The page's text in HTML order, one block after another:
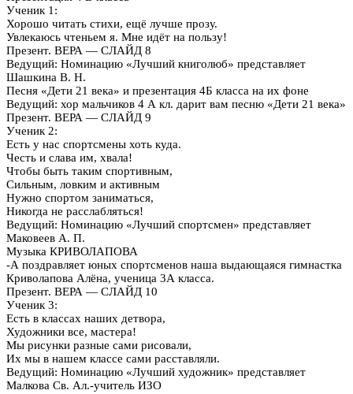
Ученик 1:
Хорошо читать стихи, ещё лучше прозу.
Увлекаюсь чтеньем я. Мне идёт на пользу!
Презент. ВЕРА — СЛАЙД 8
Ведущий: Номинацию «Лучший книголюб» представляет
Шашкина В. Н.
Песня «Дети 21 века» и презентация 4Б класса на их фоне
Ведущий: хор мальчиков 4 А кл. дарит вам песню «Дети 21 века»
Презент. ВЕРА — СЛАЙД 9
Ученик 2:
Есть у нас спортсмены хоть куда.
Честь и слава им, хвала!
Чтобы быть таким спортивным,
Сильным, ловким и активным
Нужно спортом заниматься,
Никогда не расслабляться!
Ведущий: Номинацию «Лучший спортсмен» представляет
Маковеев А. П.
Музыка КРИВОЛАПОВА
-А поздравляет юных спортсменов наша выдающаяся гимнастка
Криволапова Алёна, ученица 3А класса.
Презент. ВЕРА — СЛАЙД 10
Ученик 3:
Есть в классах наших детвора,
Художники все, мастера!
Мы рисунки разные сами рисовали,
Их мы в нашем классе сами расставляли.
Ведущий: Номинацию «Лучший художник» представляет
Малкова Св. Ал.-учитель ИЗО